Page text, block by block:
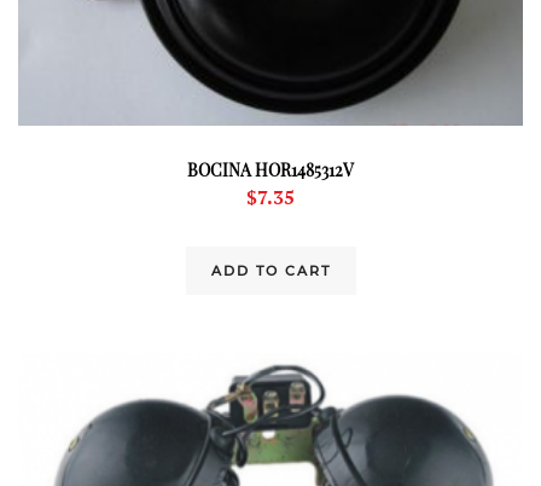
BOCINA HOR1485312V
$7.35
ADD TO CART